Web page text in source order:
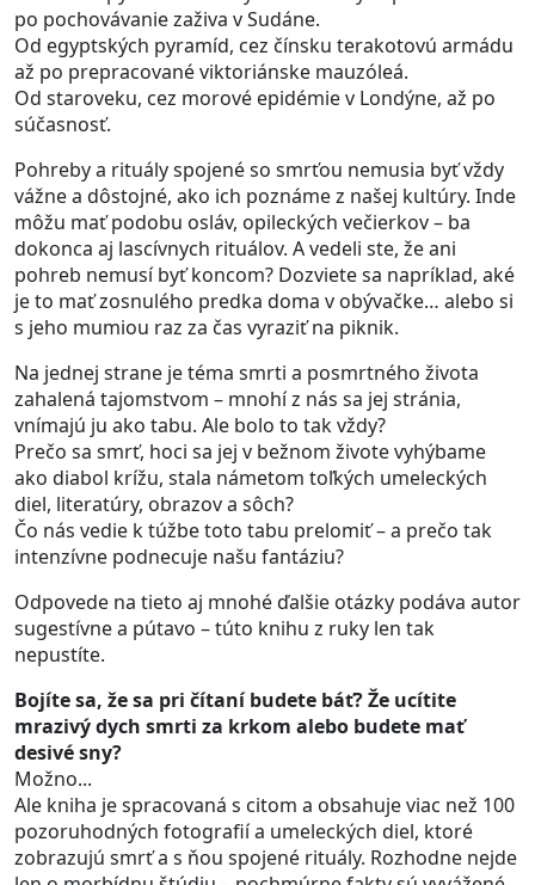
po pochovávanie zaživa v Sudáne.
Od egyptských pyramíd, cez čínsku terakotovú armádu
až po prepracované viktoriánske mauzóleá.
Od staroveku, cez morové epidémie v Londýne, až po
súčasnosť.
Pohreby a rituály spojené so smrťou nemusia byť vždy
vážne a dôstojné, ako ich poznáme z našej kultúry. Inde
môžu mať podobu osláv, opileckých večierkov – ba
dokonca aj lascívnych rituálov. A vedeli ste, že ani
pohreb nemusí byť koncom? Dozviete sa napríklad, aké
je to mať zosnulého predka doma v obývačke… alebo si
s jeho mumiou raz za čas vyraziť na piknik.
Na jednej strane je téma smrti a posmrtného života
zahalená tajomstvom – mnohí z nás sa jej stránia,
vnímajú ju ako tabu. Ale bolo to tak vždy?
Prečo sa smrť, hoci sa jej v bežnom živote vyhýbame
ako diabol krížu, stala námetom toľkých umeleckých
diel, literatúry, obrazov a sôch?
Čo nás vedie k túžbe toto tabu prelomiť – a prečo tak
intenzívne podnecuje našu fantáziu?
Odpovede na tieto aj mnohé ďalšie otázky podáva autor
sugestívne a pútavo – túto knihu z ruky len tak
nepustíte.
Bojíte sa, že sa pri čítaní budete báť? Že ucítite
mrazivý dych smrti za krkom alebo budete mať
desivé sny?
Možno...
Ale kniha je spracovaná s citom a obsahuje viac než 100
pozoruhodných fotografií a umeleckých diel, ktoré
zobrazujú smrť a s ňou spojené rituály. Rozhodne nejde